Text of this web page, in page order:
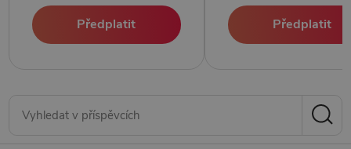
Předplatit Předplatit